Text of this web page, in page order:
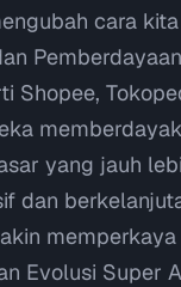
cara
Shopee,
yang jauh
dan
Evolusi Super